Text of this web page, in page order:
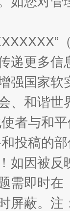
除
递更多
强国家
、和谐
者与和
投稿的
如因被
需即时在
屏蔽。